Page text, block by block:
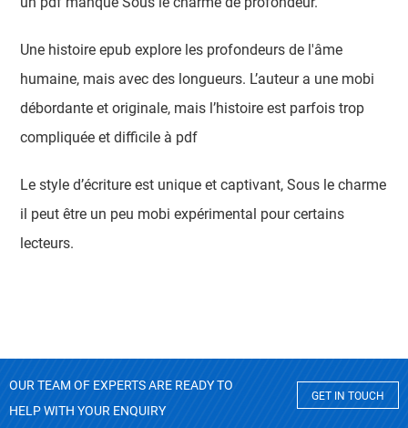
Une histoire epub explore les profondeurs de l'âme
humaine, mais avec des longueurs. L’auteur a une mobi
débordante et originale, mais l’histoire est parfois trop
compliquée et difficile à pdf
Le style d’écriture est unique et captivant, Sous le charme
il peut être un peu mobi expérimental pour certains
lecteurs.
OUR TEAM OF EXPERTS ARE READY TO
HELP WITH YOUR ENQUIRY
GET IN TOUCH